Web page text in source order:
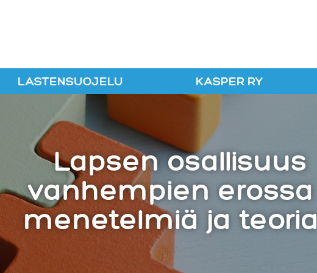
ry
LASTENSUOJELU KASPER RY
Lapsen osallisuus
vanhempien erossa
menetelmiä ja